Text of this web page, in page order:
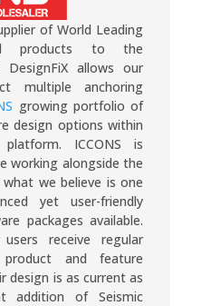
of World Leading
products to the
DesignFiX allows our
multiple anchoring
growing portfolio of
design options within
ICCONS is
working alongside the
we believe is one
yet user-friendly
packages available.
receive regular
and feature
design is as current as
addition of Seismic